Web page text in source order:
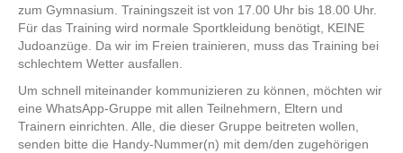
zum Gymnasium. Trainingszeit ist von 17.00 Uhr bis 18.00 Uhr.
Für das Training wird normale Sportkleidung benötigt, KEINE
Judoanzüge. Da wir im Freien trainieren, muss das Training bei
schlechtem Wetter ausfallen.
Um schnell miteinander kommunizieren zu können, möchten wir
eine WhatsApp-Gruppe mit allen Teilnehmern, Eltern und
Trainern einrichten. Alle, die dieser Gruppe beitreten wollen,
senden bitte die Handy-Nummer(n) mit dem/den zugehörigen